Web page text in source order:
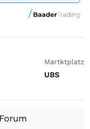
Martktplatz
UBS